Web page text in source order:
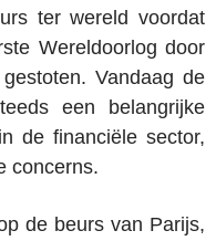
ter wereld voordat
Wereldoorlog door
Vandaag de
een belangrijke
de financiële sector,
concerns.
de beurs van Parijs,